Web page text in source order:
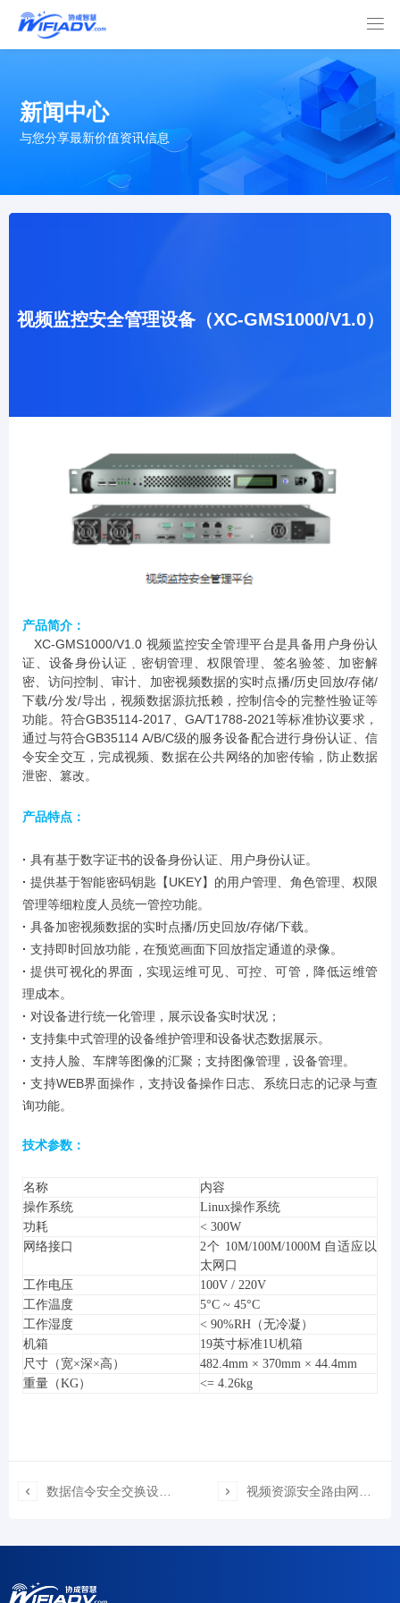

新闻中心
与您分享最新价值资讯信息
视频监控安全管理设备（XC-GMS1000/V1.0）
产品简介：
XC-GMS1000/V1.0 视频监控安全管理平台是具备用户身份认
证、设备身份认证﹑密钥管理、权限管理、签名验签、加密解
密、访问控制、审计、加密视频数据的实时点播/历史回放/存储/
下载/分发/导出，视频数据源抗抵赖，控制信令的完整性验证等
功能。符合GB35114-2017、GA/T1788-2021等标准协议要求，
通过与符合GB35114 A/B/C级的服务设备配合进行身份认证、信
令安全交互，完成视频、数据在公共网络的加密传输，防止数据
泄密、篡改。
产品特点：
· 具有基于数字证书的设备身份认证、用户身份认证。
·提供基于智能密码钥匙【UKEY】的用户管理、角色管理、权限
管理等细粒度人员统一管控功能。
· 具备加密视频数据的实时点播/历史回放/存储/下载。
· 支持即时回放功能，在预览画面下回放指定通道的录像。
·提供可视化的界面，实现运维可见、可控、可管，降低运维管
理成本。
· 对设备进行统一化管理，展示设备实时状况；
· 支持集中式管理的设备维护管理和设备状态数据展示。
· 支持人脸、车牌等图像的汇聚；支持图像管理，设备管理。
·支持WEB界面操作，支持设备操作日志、系统日志的记录与查
询功能。
技术参数：
名称
内容
操作系统
Linux操作系统
功耗
< 300W
网络接口
2个 10M/100M/1000M 自适应以
太网口
工作电压
100V / 220V
工作温度
5°C ~ 45°C
工作湿度
< 90%RH（无冷凝）
机箱
19英寸标准1U机箱
尺寸（宽×深×高）
482.4mm × 370mm × 44.4mm
重量（KG）
<= 4.26kg
 